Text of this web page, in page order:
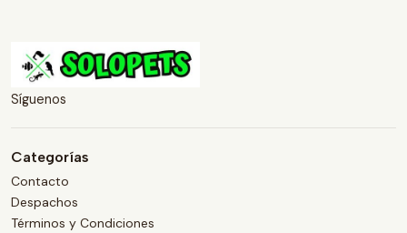
Síguenos
Categorías
Contacto
Despachos
Términos y Condiciones